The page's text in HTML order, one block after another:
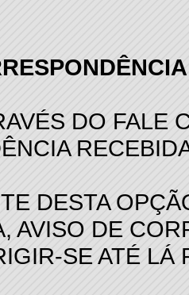
DO FALE
DESTA
AVISO DE
SE ATÉ LÁ